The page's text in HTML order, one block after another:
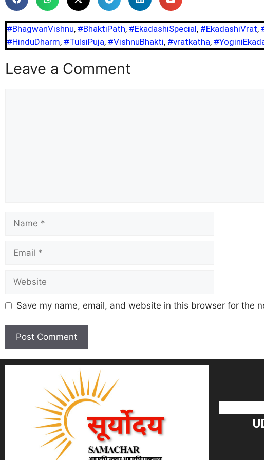
#BhagwanVishnu, #BhaktiPath, #EkadashiSpecial, #EkadashiVrat,
#HinduDharm, #TulsiPuja, #VishnuBhakti, #vratkatha,
Leave a Comment
Save my name, email, and website in this browser for the